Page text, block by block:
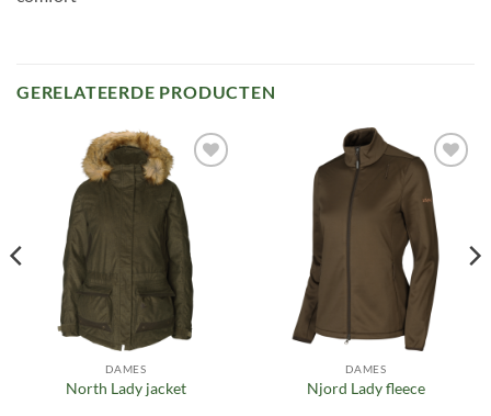
GERELATEERDE PRODUCTEN
Toevoegen
aan
verlanglijst
DAMES
North Lady jacket
Toevoegen
aan
verlanglijst
DAMES
Njord Lady fleece